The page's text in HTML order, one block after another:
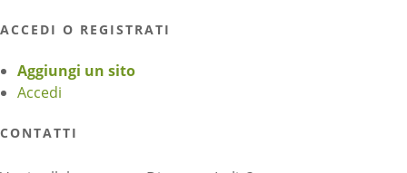
ACCEDI O REGISTRATI
Aggiungi un sito
Accedi
CONTATTI